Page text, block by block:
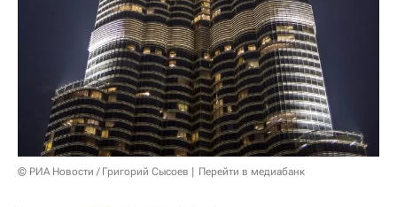
© РИА Новости / Григорий Сысоев Перейти в медиабанк